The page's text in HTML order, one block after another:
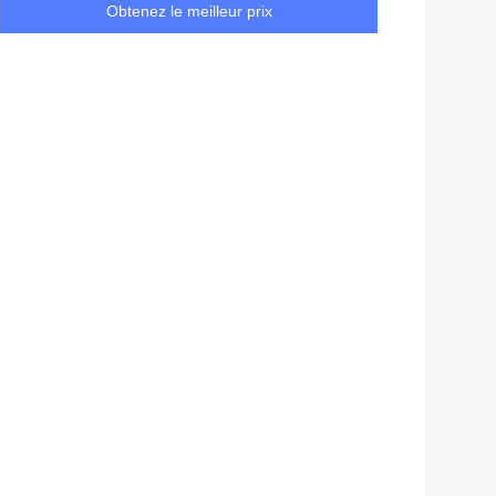
Obtenez le meilleur prix